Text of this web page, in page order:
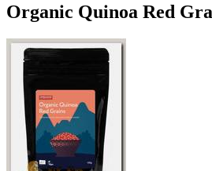
Organic Quinoa Red